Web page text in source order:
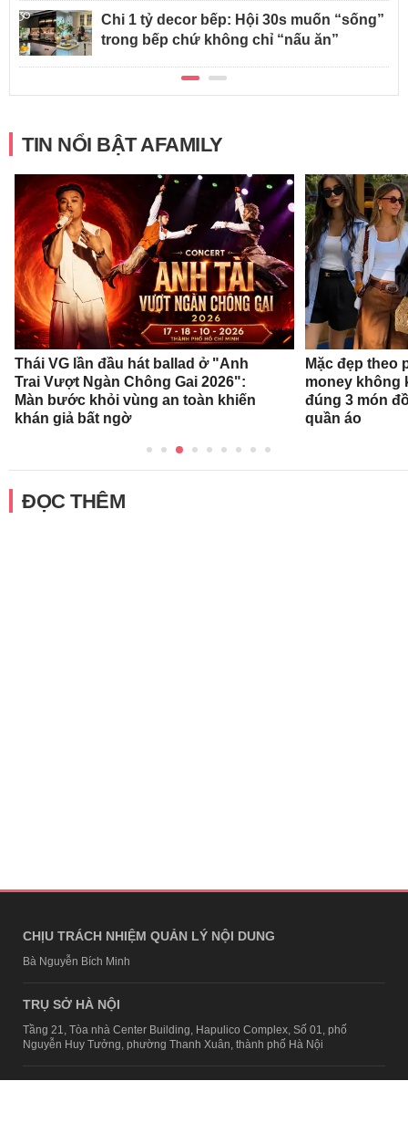
Chi 1 tỷ decor bếp: Hội 30s muốn “sống”
trong bếp chứ không chỉ “nấu ăn”
TIN NỔI BẬT AFAMILY
Thái VG lần đầu hát ballad ở "Anh
Trai Vượt Ngàn Chông Gai 2026":
Màn bước khỏi vùng an toàn khiến
khán giả bất ngờ
Mặc đẹp theo
money không
đúng 3 món
quần áo
ĐỌC THÊM
CHỊU TRÁCH NHIỆM QUẢN LÝ NỘI DUNG
Bà Nguyễn Bích Minh
TRỤ SỞ HÀ NỘI
Tầng 21, Tòa nhà Center Building, Hapulico Complex, Số 01, phố
Nguyễn Huy Tưởng, phường Thanh Xuân, thành phố Hà Nội